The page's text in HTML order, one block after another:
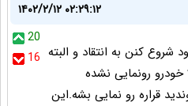
۱۴۰۲/۲/۱۲ ۰۲:۲۹:۱۲
20
16 شروع کنن به انتقاد و البته
خودرو رونمایی نشده
قراره رو نمایی بشه.این